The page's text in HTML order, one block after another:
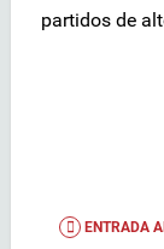
partidos de
ENTRADA